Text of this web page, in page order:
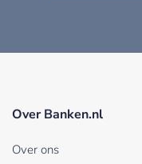
Over Banken.nl
Over ons